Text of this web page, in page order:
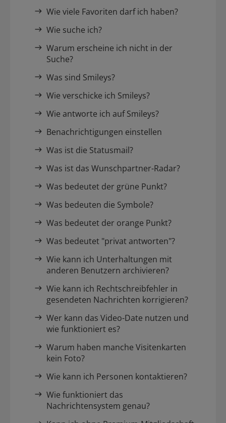
Wie viele Favoriten darf ich haben?
Wie suche ich?
Warum erscheine ich nicht in der
Suche?
Was sind Smileys?
Wie verschicke ich Smileys?
Wie antworte ich auf Smileys?
Benachrichtigungen einstellen
Was ist die Statusmail?
Was ist das Wunschpartner-Radar?
Was bedeutet der grüne Punkt?
Was bedeuten die Symbole?
Was bedeutet der orange Punkt?
Was bedeutet "privat antworten"?
Wie kann ich Unterhaltungen mit
anderen Benutzern archivieren?
Wie kann ich Rechtschreibfehler in
gesendeten Nachrichten korrigieren?
Wer kann das Video-Date nutzen und
wie funktioniert es?
Warum haben manche Visitenkarten
kein Foto?
Wie kann ich Personen kontaktieren?
Wie funktioniert das
Nachrichtensystem genau?